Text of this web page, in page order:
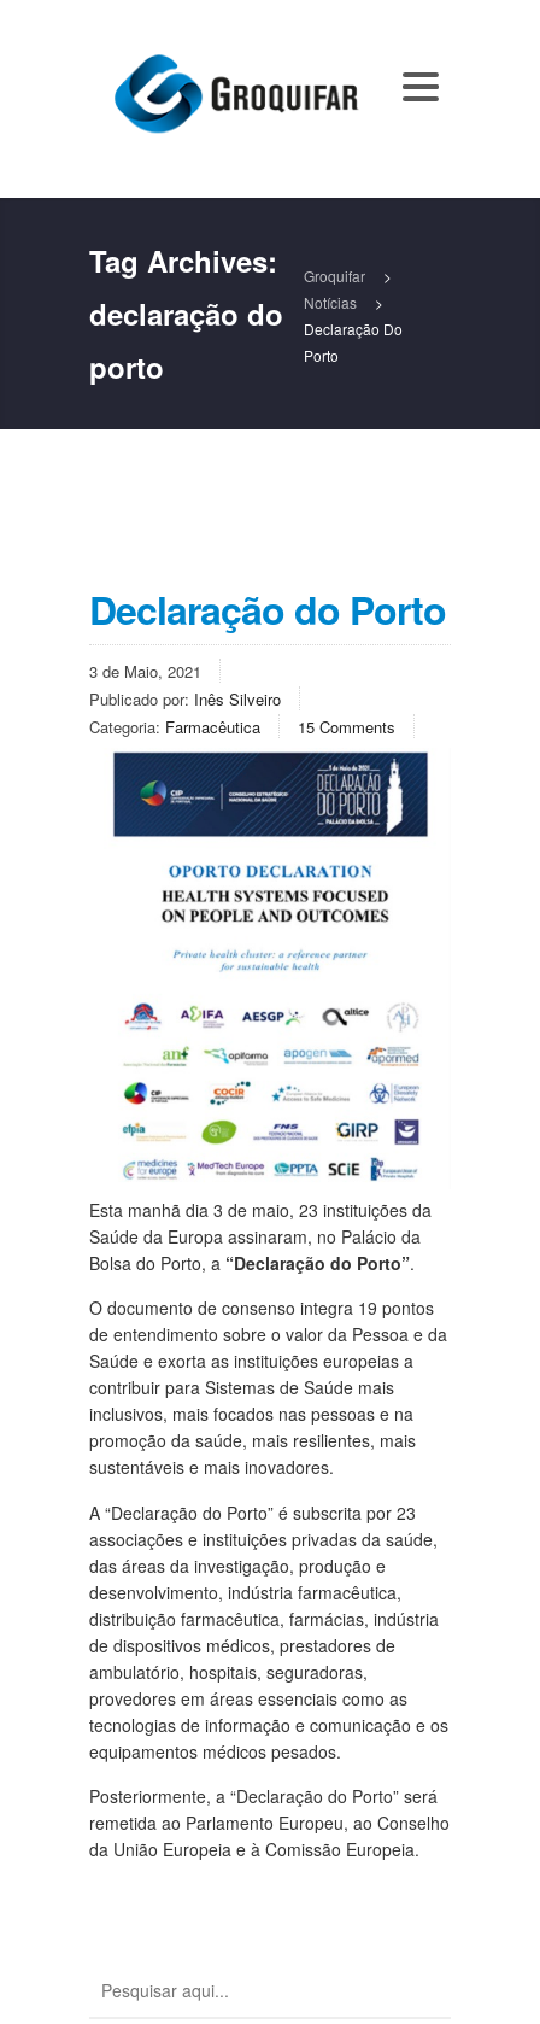
Tag Archives:
declaração do
porto
Groquifar
>
Notícias
>
Declaração Do
Porto
Declaração do Porto
3 de Maio, 2021
Publicado por: Inês Silveiro
Categoria: Farmacêutica 15 Comments
Esta manhã dia 3 de maio, 23 instituições da
Saúde da Europa assinaram, no Palácio da
Bolsa do Porto, a “Declaração do Porto”.
O documento de consenso integra 19 pontos
de entendimento sobre o valor da Pessoa e da
Saúde e exorta as instituições europeias a
contribuir para Sistemas de Saúde mais
inclusivos, mais focados nas pessoas e na
promoção da saúde, mais resilientes, mais
sustentáveis e mais inovadores.
A “Declaração do Porto” é subscrita por 23
associações e instituições privadas da saúde,
das áreas da investigação, produção e
desenvolvimento, indústria farmacêutica,
distribuição farmacêutica, farmácias, indústria
de dispositivos médicos, prestadores de
ambulatório, hospitais, seguradoras,
provedores em áreas essenciais como as
tecnologias de informação e comunicação e os
equipamentos médicos pesados.
Posteriormente, a “Declaração do Porto” será
remetida ao Parlamento Europeu, ao Conselho
da União Europeia e à Comissão Europeia.